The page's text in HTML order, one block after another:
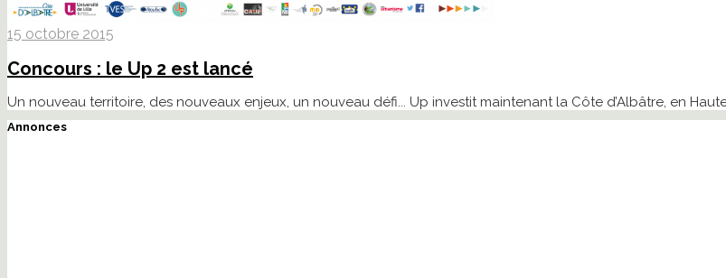
15 octobre 2015
Concours : le Up 2 est lancé
Un nouveau territoire, des nouveaux enjeux, un nouveau défi... Up investit maintenant la Côte d’Albâtre, en
Annonces